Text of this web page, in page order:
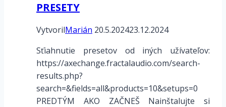
PRESETY
VytvorilMarián 20.5.202423.12.2024
Sťiahnutie presetov od iných užívateľov:
https://axechange.fractalaudio.com/search-
results.php?
search=&fields=all&products=10&setups=0
PREDTÝM AKO ZAČNEŠ Nainštalujte si